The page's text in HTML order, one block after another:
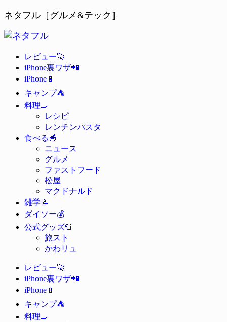
ネタフル［グルメ&テック］
レビュー🚀
iPhone裏ワザ📲
iPhone 📱
キャンプ⛺
料理🍳
レシピ
レンチンパスタ
食べる 🥣
ニュース
グルメ
ファストフード
松屋
マクドナルド
雑学📝
ダイソー💰
公式グッズ👕
旅スト
かわリュ
レビュー🚀
iPhone裏ワザ📲
iPhone 📱
キャンプ⛺
料理🍳